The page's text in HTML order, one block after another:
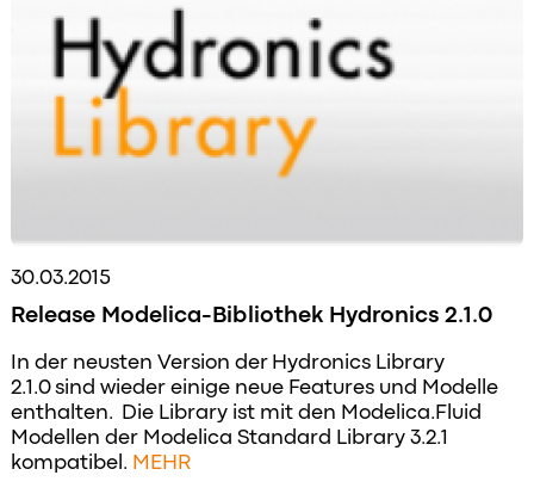
30.03.2015
Release Modelica-Bibliothek Hydronics 2.1.0
In der neusten Version der Hydronics Library
2.1.0 sind wieder einige neue Features und Modelle
enthalten. Die Library ist mit den Modelica.Fluid
Modellen der Modelica Standard Library 3.2.1
kompatibel. MEHR